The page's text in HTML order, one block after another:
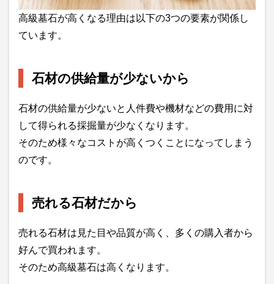
高級墓石が高くなる理由は以下の3つの要素が関係し
ています。
石材の供給量が少ないから
石材の供給量が少ないと人件費や機材などの費用に対
して得られる採掘量が少なくなります。
そのため様々なコストが高くつくことになってしまう
のです。
売れる石材だから
売れる石材は見た目や品質が高く、多くの購入者から
好んで買われます。
そのため高級墓石は高くなります。